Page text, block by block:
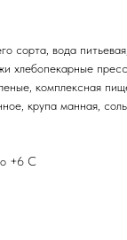
сорта, вода
хлебопекарные
комплексная
крупа манная,
+6 С